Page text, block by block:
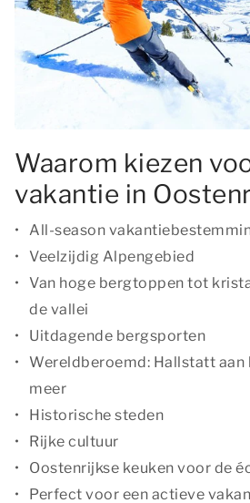
Waarom kiezen
vakantie in
All-season
Veelzijdig Alpengebied
Van hoge bergtoppen tot
de vallei
Uitdagende bergsporten
Wereldberoemd: Hallstatt aan
meer
Historische steden
Rijke cultuur
Oostenrijkse keuken voor de
Perfect voor een actieve